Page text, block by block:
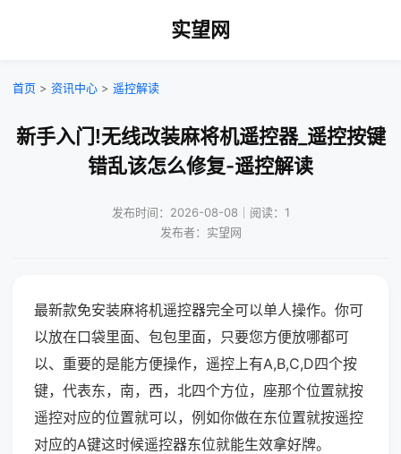
实望网
首页 > 资讯中心 > 遥控解读
新手入门!无线改装麻将机遥控器_遥控按键
错乱该怎么修复-遥控解读
发布时间：2026-08-08｜阅读：1
发布者：实望网
最新款免安装麻将机遥控器完全可以单人操作。你可
以放在口袋里面、包包里面，只要您方便放哪都可
以、重要的是能方便操作，遥控上有A,B,C,D四个按
键，代表东，南，西，北四个方位，座那个位置就按
遥控对应的位置就可以，例如你做在东位置就按遥控
对应的A键这时候遥控器东位就能生效拿好牌。